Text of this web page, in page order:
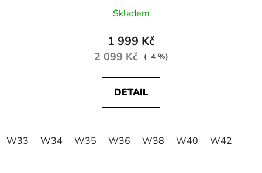
Skladem
1 999 Kč
2 099 Kč (–4 %)
DETAIL
W33 W34 W35 W36 W38 W40 W42